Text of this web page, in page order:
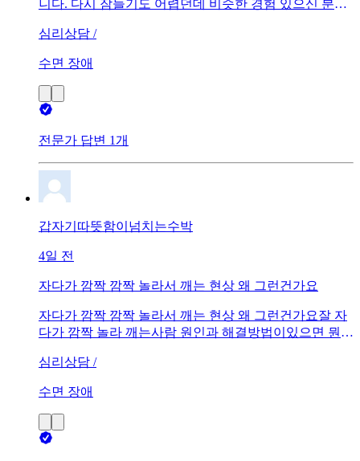
니다. 다시 잠들기도 어렵던데 비슷한 경험 있으신 분들
심리상담 /
수면 장애
전문가 답변 1개
갑자기따뜻함이넘치는수박
4일 전
자다가 깜짝 깜짝 놀라서 깨는 현상 왜 그런건가요
자다가 깜짝 깜짝 놀라서 깨는 현상 왜 그런건가요잘 자
다가 깜짝 놀라 깨는사람 원인과 해결방법이있으면 뭔지
심리상담 /
수면 장애